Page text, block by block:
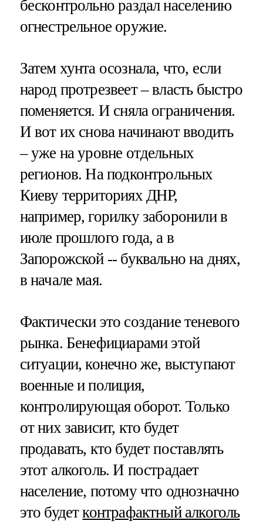
бесконтрольно раздал населению
огнестрельное оружие.
Затем хунта осознала, что, если
народ протрезвеет – власть быстро
поменяется. И сняла ограничения.
И вот их снова начинают вводить
– уже на уровне отдельных
регионов. На подконтрольных
Киеву территориях ДНР,
например, горилку заборонили в
июле прошлого года, а в
Запорожской -- буквально на днях,
в начале мая.
Фактически это создание теневого
рынка. Бенефициарами этой
ситуации, конечно же, выступают
военные и полиция,
контролирующая оборот. Только
от них зависит, кто будет
продавать, кто будет поставлять
этот алкоголь. И пострадает
население, потому что однозначно
это будетконтрафактный алкоголь